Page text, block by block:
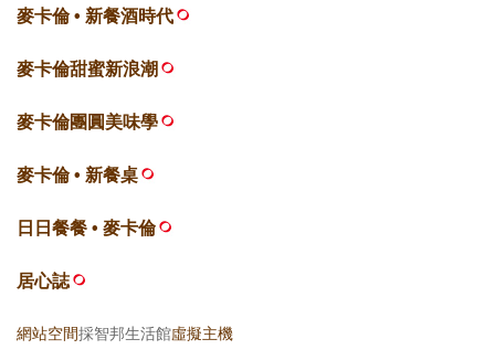
麥卡倫 • 新餐酒時代
麥卡倫甜蜜新浪潮
麥卡倫團圓美味學
麥卡倫 • 新餐桌
日日餐餐 • 麥卡倫
居心誌
網站空間採智邦生活館虛擬主機